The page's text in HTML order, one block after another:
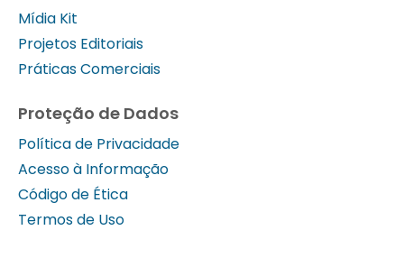
Mídia Kit
Projetos Editoriais
Práticas Comerciais
Proteção de Dados
Política de Privacidade
Acesso à Informação
Código de Ética
Termos de Uso